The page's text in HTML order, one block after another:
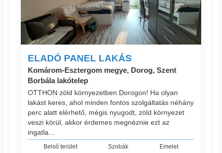
ELADÓ PANEL LAKÁS
Komárom-Esztergom megye, Dorog, Szent
Borbála lakótelep
OTTHON zöld környezetben Dorogon! Ha olyan
lakást keres, ahol minden fontos szolgáltatás néhány
perc alatt elérhető, mégis nyugodt, zöld környezet
veszi körül, akkor érdemes megnéznie ezt az
ingatla...
Belső terület Szobák Emelet